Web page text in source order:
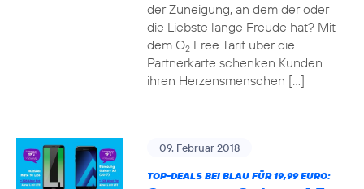
der Zuneigung, an dem der oder
die Liebste lange Freude hat? Mit
dem O2Free Tarif über die
Partnerkarte schenken Kunden
ihren Herzensmenschen […]
09. Februar 2018
TOP-DEALS BEI BLAU FÜR 19,99 EURO: